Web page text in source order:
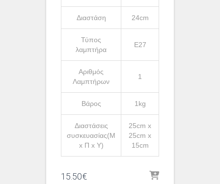
Διαστάση 24cm
Τύπος
λαμπτήρα
Ε27
Αριθμός
Λαμπτήρων
1
Βάρος 1kg
Διαστάσεις
συσκευασίας(Μ
x Π x Υ)
25cm x
25cm x
15cm
15.50€